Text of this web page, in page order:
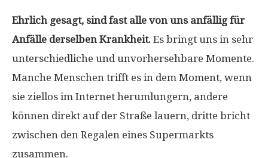
Ehrlich gesagt, sind fast alle von uns anfällig für
Anfälle derselben Krankheit. Es bringt uns in sehr
unterschiedliche und unvorhersehbare Momente.
Manche Menschen trifft es in dem Moment, wenn
sie ziellos im Internet herumlungern, andere
können direkt auf der Straße lauern, dritte bricht
zwischen den Regalen eines Supermarkts
zusammen.